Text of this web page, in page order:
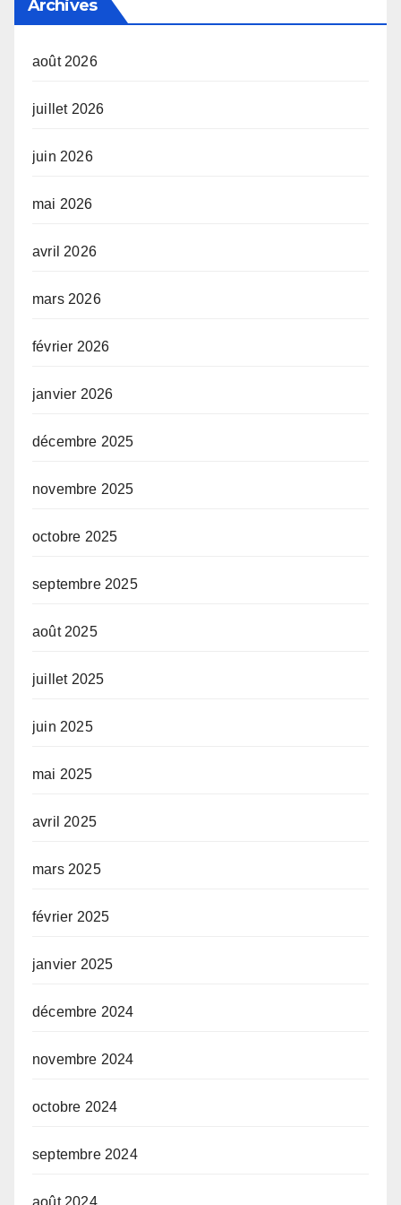
Archives
août 2026
juillet 2026
juin 2026
mai 2026
avril 2026
mars 2026
février 2026
janvier 2026
décembre 2025
novembre 2025
octobre 2025
septembre 2025
août 2025
juillet 2025
juin 2025
mai 2025
avril 2025
mars 2025
février 2025
janvier 2025
décembre 2024
novembre 2024
octobre 2024
septembre 2024